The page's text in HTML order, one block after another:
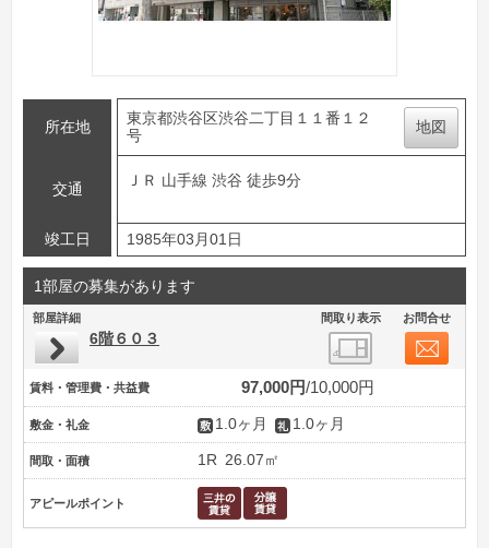
所在地
東京都渋谷区渋谷二丁目１１番１２
号
地図
交通
ＪＲ 山手線 渋谷 徒歩9分
竣工日 1985年03月01日
1部屋の募集があります
部屋詳細 間取り表示 お問合せ
6階６０３
賃料・管理費・共益費 97,000円 10,000円
敷金・礼金 1.0ヶ月 1.0ヶ月
間取・面積 1R 26.07㎡
アピールポイント